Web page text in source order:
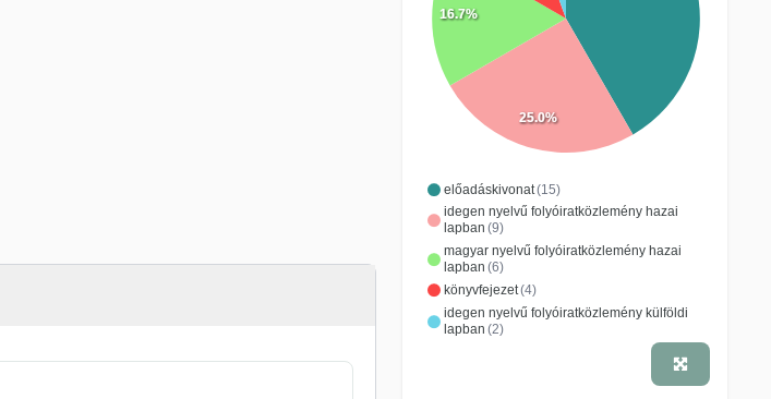
előadáskivonat(15)
idegen nyelvű folyóiratközlemény hazai
lapban (9)
magyar nyelvű folyóiratközlemény hazai
lapban (6)
könyvfejezet(4)
idegen nyelvű folyóiratközlemény külföldi
lapban (2)
25.0%
16.7%